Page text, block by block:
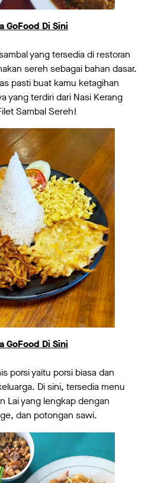
GoFood Di Sini
yang tersedia di restoran
sereh sebagai bahan dasar.
pasti buat kamu ketagihan
yang terdiri dari Nasi Kerang
Sambal Sereh!
GoFood Di Sini
porsi yaitu porsi biasa dan
Di sini, tersedia menu
Lai yang lengkap dengan
dan potongan sawi.